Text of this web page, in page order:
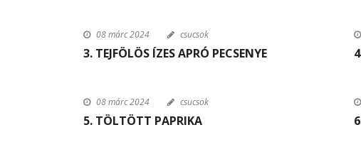
08 márc 2024 csucsok
3. TEJFÖLÖS ÍZES APRÓ PECSENYE
08 márc 2024 csucsok
5. TÖLTÖTT PAPRIKA